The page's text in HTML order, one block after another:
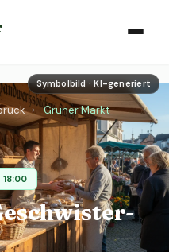
Symbolbild · KI-generiert
›
Grüner Markt